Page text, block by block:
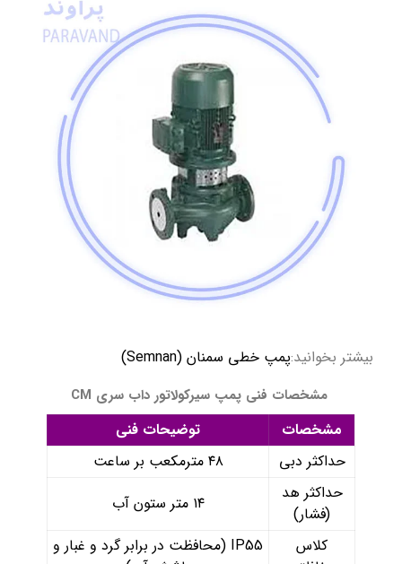
بیشتر بخوانید:پمپ خطی سمنان (Semnan)
مشخصات فنی پمپ سیرکولاتور داب سری CM
مشخصات
توضیحات فنی
حداکثر دبی
۴۸ مترمکعب بر ساعت
حداکثر هد
(فشار)
۱۴ متر ستون آب
کلاس
IP55 (محافظت در برابر گرد و غبار و